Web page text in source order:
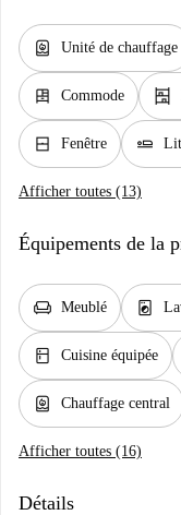
water_heater Unité de chauffage
dresser Commode shelves
window_closed Fenêtre airline_seat_flat
Afficher toutes (13)
Équipements de la
chair Meublé local_laundry_service
kitchen Cuisine équipée
water_heater Chauffage central
Afficher toutes (16)
Détails